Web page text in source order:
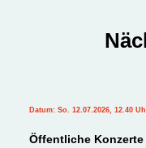
Datum: So. 12.07.2026, 12.40
Öffentliche Konzerte